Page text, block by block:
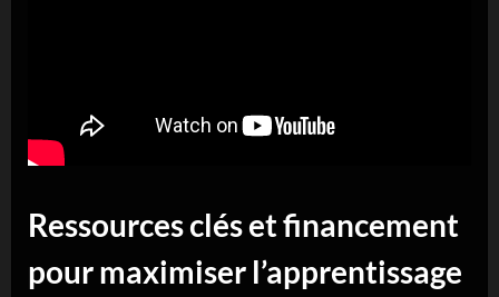
Ressources clés et financement
pour maximiser l’apprentissage